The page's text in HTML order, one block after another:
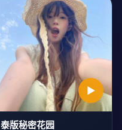
▶
泰版秘密花园